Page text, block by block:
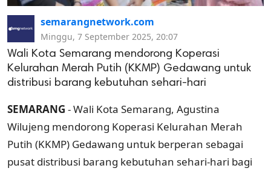
semarangnetwork.com
Minggu, 7 September 2025, 20:07
Wali Kota Semarang mendorong Koperasi
Kelurahan Merah Putih (KKMP) Gedawang untuk
distribusi barang kebutuhan sehari-hari
SEMARANG - Wali Kota Semarang, Agustina
Wilujeng mendorong Koperasi Kelurahan Merah
Putih (KKMP) Gedawang untuk berperan sebagai
pusat distribusi barang kebutuhan sehari-hari bagi